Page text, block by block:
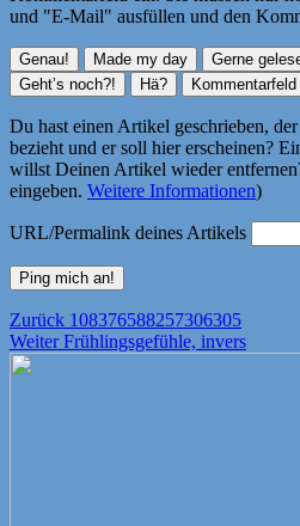
und "E-Mail" ausfüllen und den
Du hast einen Artikel geschrieben,
bezieht und er soll hier erscheinen?
willst Deinen Artikel wieder
eingeben. Weitere Informationen)
URL/Permalink deines Artikels
Beitragsnavigation
Zurück Vorheriger
Beitrag:
108376588257306305
Weiter Nächster
Frühlingsgefühle, invers